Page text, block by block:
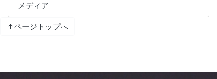
メディア
↑ページトップへ